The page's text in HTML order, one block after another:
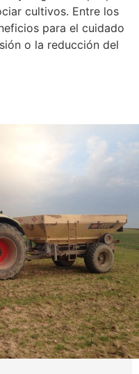
cultivos. Entre los
para el cuidado
o la reducción del